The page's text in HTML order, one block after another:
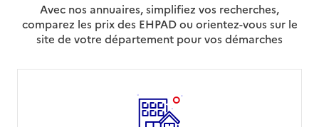
Avec nos annuaires, simplifiez vos recherches,
comparez les prix des EHPAD ou orientez-vous sur le
site de votre département pour vos démarches